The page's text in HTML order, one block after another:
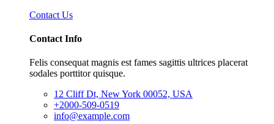
Contact Us
Contact Info
Felis consequat magnis est fames sagittis ultrices placerat
sodales porttitor quisque.
12 Cliff Dt, New York 00052, USA
+2000-509-0519
info@example.com